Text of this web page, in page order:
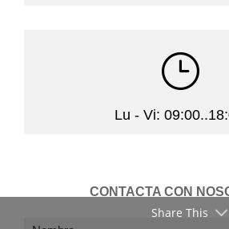
}
Lu - Vi:
CONTACTA CON
Share This